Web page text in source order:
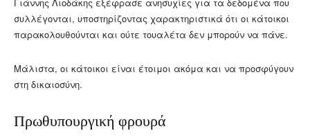
συλλέγονται, υποστηρίζοντας χαρακτηριστικά ότι οι κάτοικοι
παρακολουθούνται και ούτε τουαλέτα δεν μπορούν να πάνε.
Μάλιστα, οι κάτοικοι είναι έτοιμοι ακόμα και να προσφύγουν
στη δικαιοσύνη.
Πρωθυπουργική φρουρά